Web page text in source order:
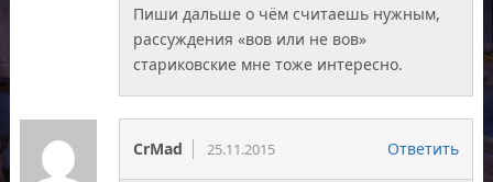
Пиши дальше о чём считаешь нужным,
рассуждения «вов или не вов»
стариковские мне тоже интересно.
CrMad 25.11.2015 Ответить